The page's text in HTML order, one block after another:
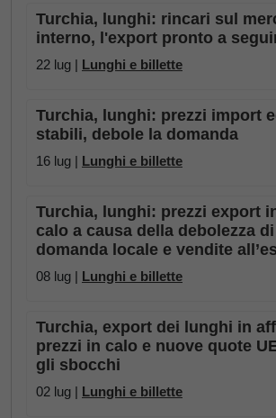
Turchia, lunghi: rincari sul
interno, l'export pronto a
22 lug | Lunghi e billette
Turchia, lunghi: prezzi import
stabili, debole la domanda
16 lug | Lunghi e billette
Turchia, lunghi: prezzi export
calo a causa della debolezza
domanda locale e vendite
08 lug | Lunghi e billette
Turchia, export dei lunghi in
prezzi in calo e nuove quote
gli sbocchi
02 lug | Lunghi e billette